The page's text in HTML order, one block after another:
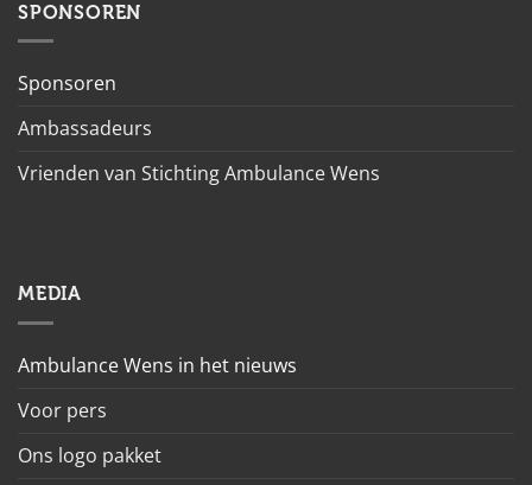
SPONSOREN
Sponsoren
Ambassadeurs
Vrienden van Stichting Ambulance Wens
MEDIA
Ambulance Wens in het nieuws
Voor pers
Ons logo pakket